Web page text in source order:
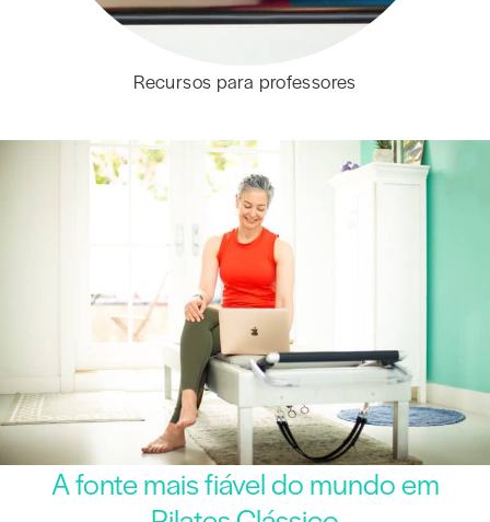
Recursos para professores
A fonte mais fiável do mundo em